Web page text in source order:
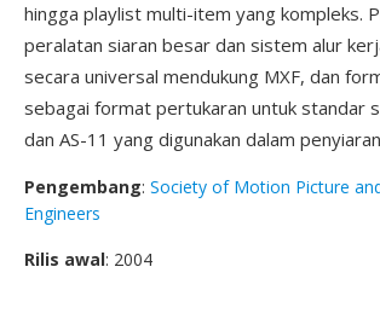
hingga playlist multi-item yang kompleks.
peralatan siaran besar dan sistem alur
secara universal mendukung MXF, dan
sebagai format pertukaran untuk standar
dan AS-11 yang digunakan dalam
Pengembang: Society of Motion Picture
Engineers
Rilis awal: 2004